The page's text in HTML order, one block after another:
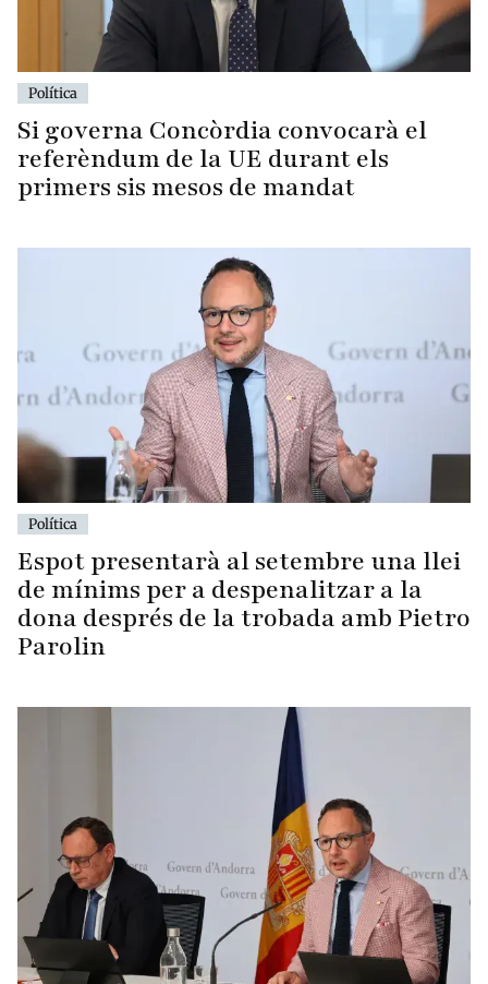
Política
Si governa Concòrdia convocarà el
referèndum de la UE durant els
primers sis mesos de mandat
Política
Espot presentarà al setembre una llei
de mínims per a despenalitzar a la
dona després de la trobada amb Pietro
Parolin